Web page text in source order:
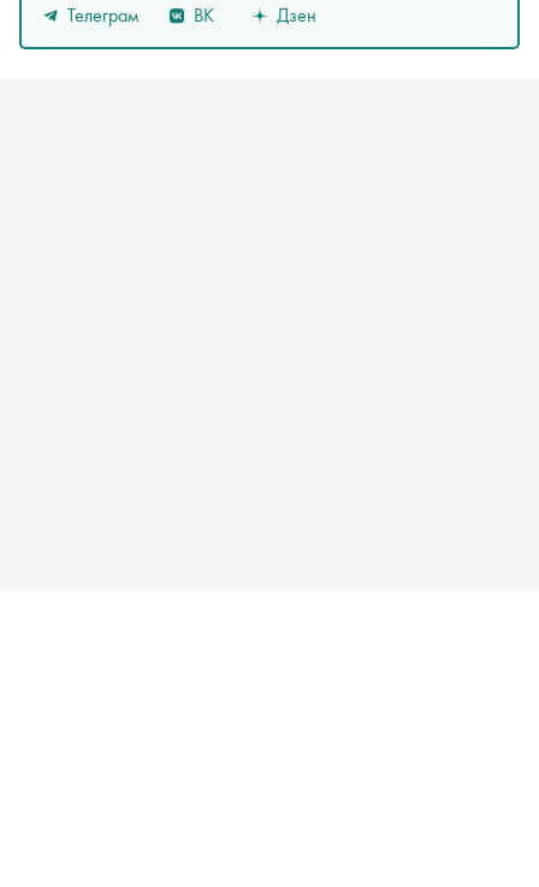
Телеграм
ВК Дзен